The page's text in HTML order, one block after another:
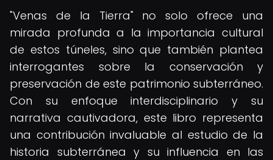
"Venas de la Tierra" no solo ofrece una
mirada profunda a la importancia cultural
de estos túneles, sino que también plantea
interrogantes sobre la conservación y
preservación de este patrimonio subterráneo.
Con su enfoque interdisciplinario y su
narrativa cautivadora, este libro representa
una contribución invaluable al estudio de la
historia subterránea y su influencia en las